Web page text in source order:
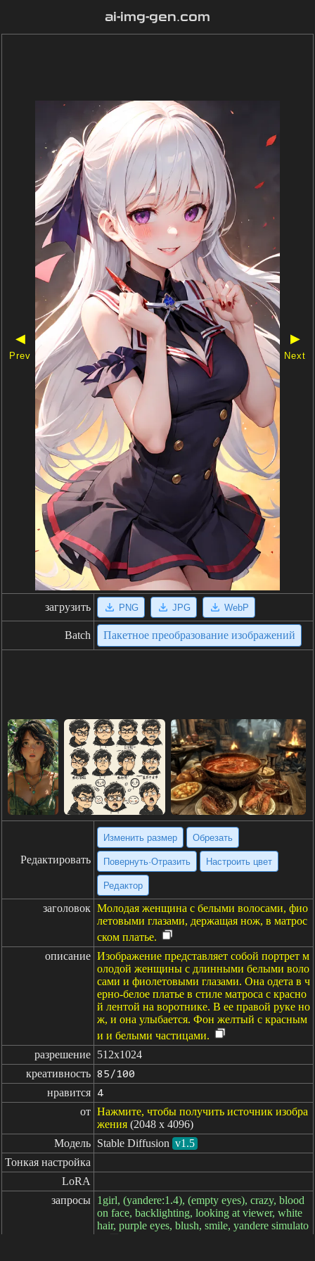
ai-img-gen.com
◀
Prev
▶
Next
загрузить PNG JPG WebP
Batch Пакетное преобразование изображений
Редактировать
Изменить размер Обрезать
Повернуть·Отразить Настроить цвет
Редактор
заголовок Молодая женщина с белыми волосами, фио
летовыми глазами, держащая нож, в матрос
ском платье.
описание Изображение представляет собой портрет м
олодой женщины с длинными белыми воло
сами и фиолетовыми глазами. Она одета в ч
ерно-белое платье в стиле матроса с красно
й лентой на воротнике. В ее правой руке но
ж, и она улыбается. Фон желтый с красным
и и белыми частицами.
разрешение 512x1024
креативность 85/100
нравится 4
от Нажмите, чтобы получить источник изобра
жения (2048 x 4096)
Модель Stable Diffusion v1.5
Тонкая настройка
LoRA
запросы 1girl, (yandere:1.4), (empty eyes), crazy, blood
on face, backlighting, looking at viewer, white
hair, purple eyes, blush, smile, yandere simulato